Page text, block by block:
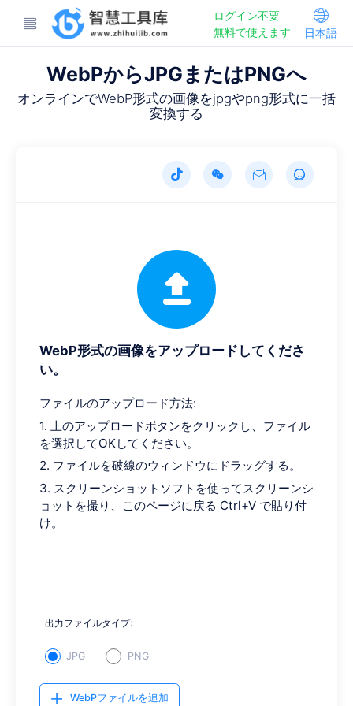
ログイン不要
無料で使えます
日本語
WebPからJPGまたはPNGへ
オンラインでWebP形式の画像をjpgやpng形式に一括
変換する
WebP形式の画像をアップロードしてくださ
い。
ファイルのアップロード方法:
1. 上のアップロードボタンをクリックし、ファイル
を選択してOKしてください。
2. ファイルを破線のウィンドウにドラッグする。
3. スクリーンショットソフトを使ってスクリーンシ
ョットを撮り、このページに戻る Ctrl+V で貼り付
け。
出力ファイルタイプ:
JPG PNG
WebPファイルを追加